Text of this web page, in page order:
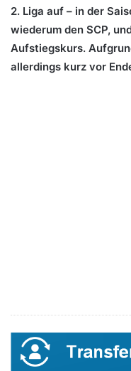
2. Liga auf – in der
wiederum den SCP,
Aufstiegskurs.
allerdings kurz vor